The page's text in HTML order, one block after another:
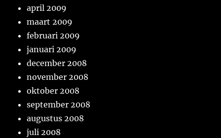
april 2009
maart 2009
februari 2009
januari 2009
december 2008
november 2008
oktober 2008
september 2008
augustus 2008
juli 2008